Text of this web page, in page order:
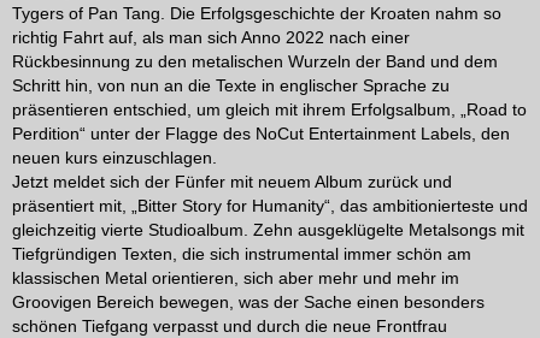
Tygers of Pan Tang. Die Erfolgsgeschichte der Kroaten nahm so
richtig Fahrt auf, als man sich Anno 2022 nach einer
Rückbesinnung zu den metalischen Wurzeln der Band und dem
Schritt hin, von nun an die Texte in englischer Sprache zu
präsentieren entschied, um gleich mit ihrem Erfolgsalbum, „Road to
Perdition“ unter der Flagge des NoCut Entertainment Labels, den
neuen kurs einzuschlagen.
Jetzt meldet sich der Fünfer mit neuem Album zurück und
präsentiert mit, „Bitter Story for Humanity“, das ambitionierteste und
gleichzeitig vierte Studioalbum. Zehn ausgeklügelte Metalsongs mit
Tiefgründigen Texten, die sich instrumental immer schön am
klassischen Metal orientieren, sich aber mehr und mehr im
Groovigen Bereich bewegen, was der Sache einen besonders
schönen Tiefgang verpasst und durch die neue Frontfrau